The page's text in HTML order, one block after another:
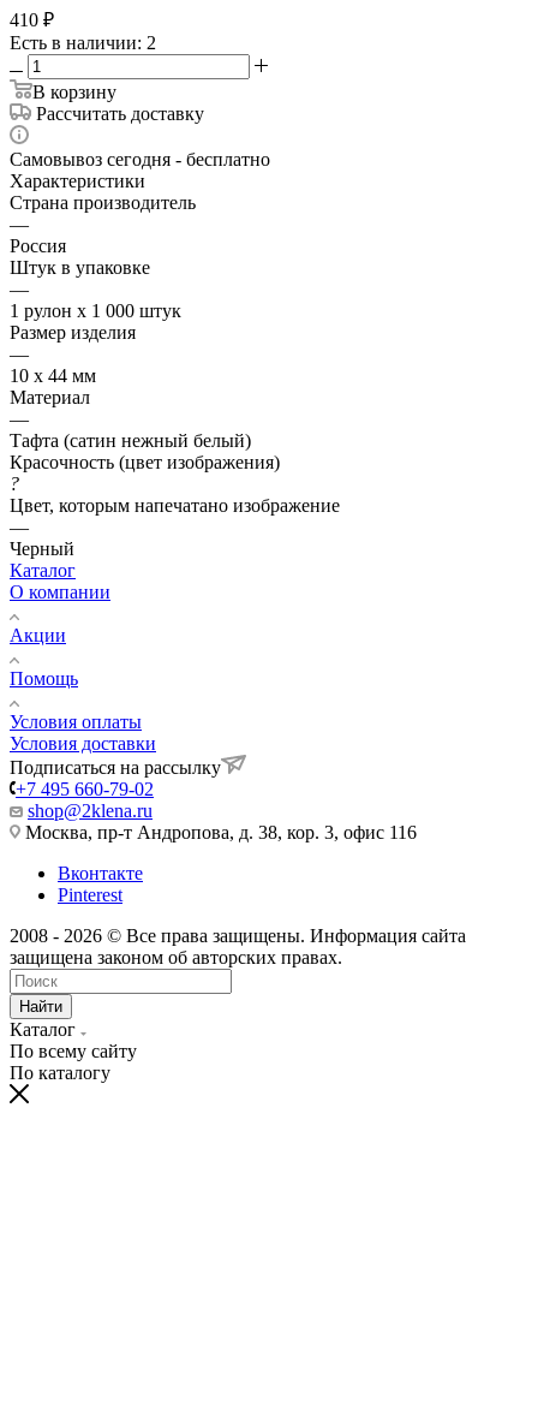
410 ₽
Есть в наличии: 2
В корзину
Рассчитать доставку
Самовывоз сегодня - бесплатно
Характеристики
Страна производитель
—
Россия
Штук в упаковке
—
1 рулон х 1 000 штук
Размер изделия
—
10 х 44 мм
Материал
—
Тафта (сатин нежный белый)
Красочность (цвет изображения)
?
Цвет, которым напечатано изображение
—
Черный
Каталог
О компании
Акции
Помощь
Условия оплаты
Условия доставки
Подписаться на рассылку
+7 495 660-79-02
shop@2klena.ru
Москва, пр-т Андропова, д. 38, кор. 3, офис 116
Вконтакте
Pinterest
2008 - 2026 © Все права защищены. Информация сайта
защищена законом об авторских правах.
Найти
Каталог
По всему сайту
По каталогу